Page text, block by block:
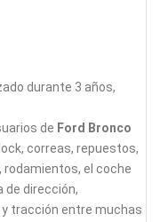
durante 3 años,
de Ford Bronco
correas, repuestos,
rodamientos, el coche
de dirección,
tracción entre muchas